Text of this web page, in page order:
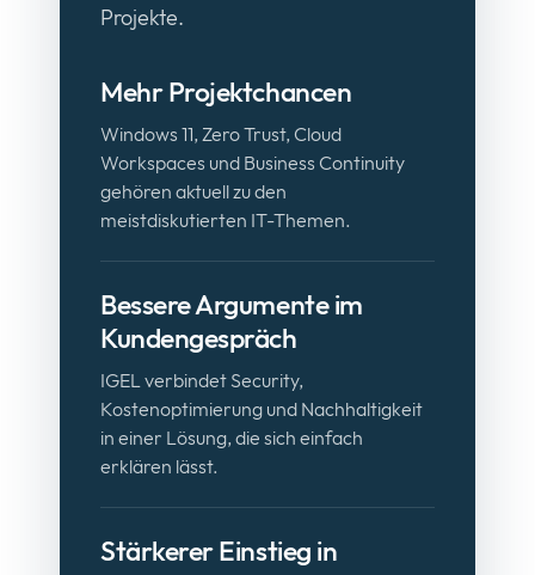
Projekte.
Mehr Projektchancen
Windows 11, Zero Trust, Cloud
Workspaces und Business Continuity
gehören aktuell zu den
meistdiskutierten IT-Themen.
Bessere Argumente im
Kundengespräch
IGEL verbindet Security,
Kostenoptimierung und Nachhaltigkeit
in einer Lösung, die sich einfach
erklären lässt.
Stärkerer Einstieg in